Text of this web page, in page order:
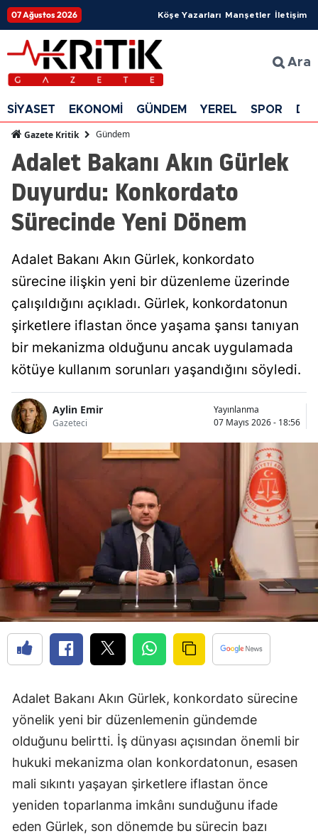
07 Ağustos 2026 Köşe Yazarları Manşetler İletişim
Ara
SİYASET EKONOMİ GÜNDEM YEREL SPOR
Gazete Kritik Gündem
Adalet Bakanı Akın Gürlek
Duyurdu: Konkordato
Sürecinde Yeni Dönem
Adalet Bakanı Akın Gürlek, konkordato
sürecine ilişkin yeni bir düzenleme üzerinde
çalışıldığını açıkladı. Gürlek, konkordatonun
şirketlere iflastan önce yaşama şansı tanıyan
bir mekanizma olduğunu ancak uygulamada
kötüye kullanım sorunları yaşandığını söyledi.
Aylin Emir
Gazeteci
Yayınlanma
07 Mayıs 2026 - 18:56
Adalet Bakanı Akın Gürlek, konkordato sürecine
yönelik yeni bir düzenlemenin gündemde
olduğunu belirtti. İş dünyası açısından önemli bir
hukuki mekanizma olan konkordatonun, esasen
mali sıkıntı yaşayan şirketlere iflastan önce
yeniden toparlanma imkânı sunduğunu ifade
eden Gürlek, son dönemde bu sürecin bazı